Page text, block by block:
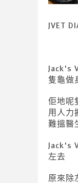
JVET
Jack's
隻龜做
佢地呢
用人力
難搵醫
Jack's
左去
原來除